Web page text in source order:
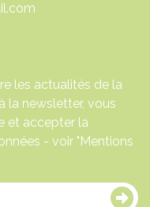
les actualités de la
la newsletter, vous
et accepter la
- voir "Mentions